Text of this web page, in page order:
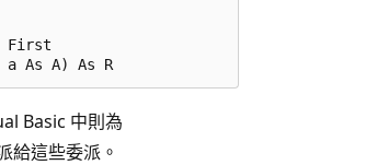
First
Basic 中則為
給這些委派。